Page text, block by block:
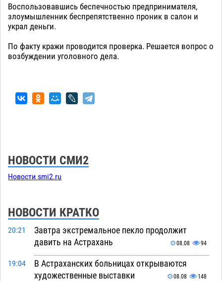
Воспользовавшись беспечностью предпринимателя,
злоумышленник беспрепятственно проник в салон и
украл деньги.
По факту кражи проводится проверка. Решается вопрос о
возбуждении уголовного дела.
НОВОСТИ СМИ2
Новости smi2.ru
НОВОСТИ КРАТКО
20:21
Завтра экстремальное пекло продолжит
давить на Астрахань
08.08 94
19:04
В Астраханских больницах открываются
художественные выставки
08.08 148